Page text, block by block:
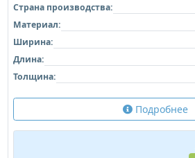
Страна производства:
Материал:
Ширина:
Длина:
Толщина:
Подробнее